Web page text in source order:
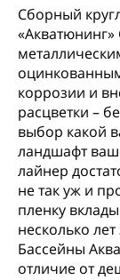
Сборный
«Акватюнинг»
коррозии и
расцветки –
выбор какой
ландшафт
лайнер
не так уж и
пленку
несколько
Бассейны
отличие от